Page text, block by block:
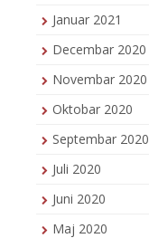
Januar 2021
Decembar 2020
Novembar 2020
Oktobar 2020
Septembar 2020
Juli 2020
Juni 2020
Maj 2020